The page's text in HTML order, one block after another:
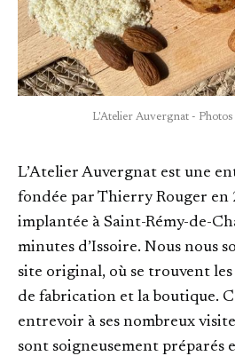
L'Atelier Auvergnat -
L’Atelier Auvergnat est une
fondée par Thierry Rouger en
implantée à Saint-Rémy-de-
minutes d’Issoire. Nous nous
site original, où se trouvent
de fabrication et la boutique.
entrevoir à ses nombreux
sont soigneusement préparés